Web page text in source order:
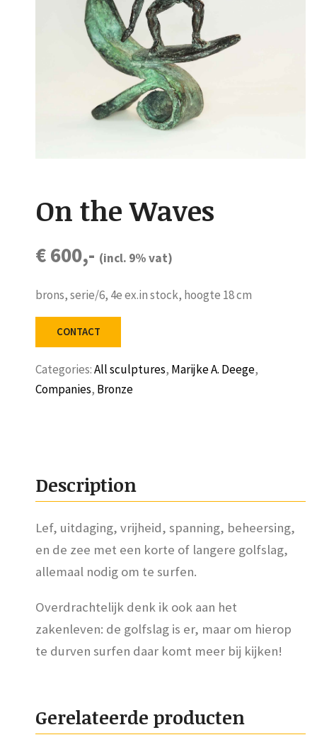
On the Waves
€ 600,- (incl. 9% vat)
brons, serie/6, 4e ex.in stock, hoogte 18 cm
CONTACT
Categories:All sculptures, Marijke A. Deege,
Companies, Bronze
Description
Lef, uitdaging, vrijheid, spanning, beheersing,
en de zee met een korte of langere golfslag,
allemaal nodig om te surfen.
Overdrachtelijk denk ik ook aan het
zakenleven: de golfslag is er, maar om hierop
te durven surfen daar komt meer bij kijken!
Gerelateerde producten